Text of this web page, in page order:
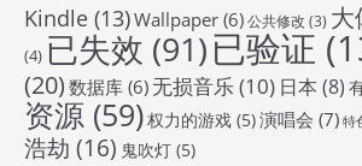
Kindle (13)Wallpaper (6)公共修改 (3) 大
(4) 已失效 (91)已验证
(20) 数据库 (6) 无损音乐(10) 日本 (8)
资源 (59)权力的游戏 (5)演唱会 (7) 特
浩劫 (16) 鬼吹灯 (5)